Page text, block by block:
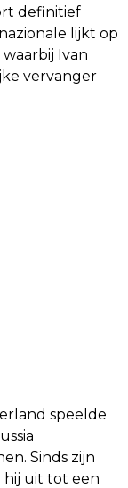
definitief
lijkt op
Ivan
vervanger
speelde
Sinds zijn
hij uit tot een